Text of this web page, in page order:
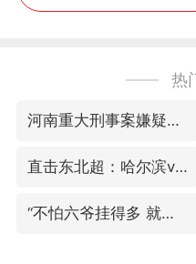
热
河南重大刑事案嫌疑人落网
直击东北超：哈尔滨vs通辽
“不怕六爷挂得多 就怕六爷挂一颗”